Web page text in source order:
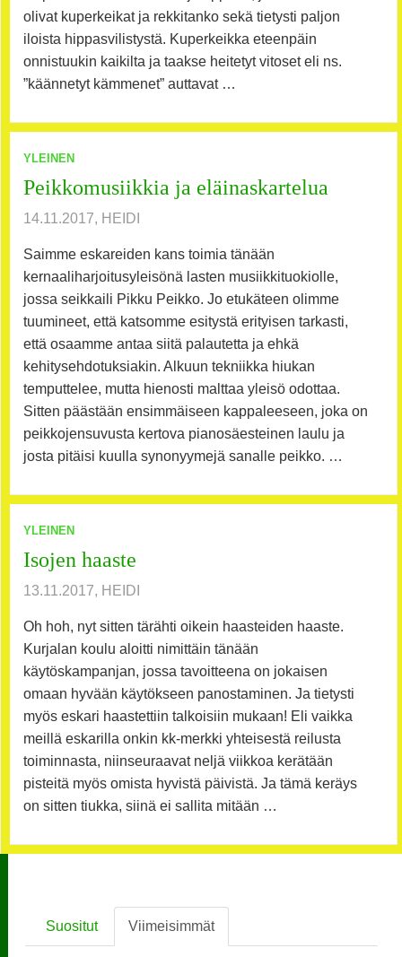
olivat kuperkeikat ja rekkitanko sekä tietysti paljon
iloista hippasvilistystä. Kuperkeikka eteenpäin
onnistuukin kaikilta ja taakse heitetyt vitoset eli ns.
”käännetyt kämmenet” auttavat …
YLEINEN
Peikkomusiikkia ja eläinaskartelua
14.11.2017, HEIDI
Saimme eskareiden kans toimia tänään
kernaaliharjoitusyleisönä lasten musiikkituokiolle,
jossa seikkaili Pikku Peikko. Jo etukäteen olimme
tuumineet, että katsomme esitystä erityisen tarkasti,
että osaamme antaa siitä palautetta ja ehkä
kehitysehdotuksiakin. Alkuun tekniikka hiukan
temputtelee, mutta hienosti malttaa yleisö odottaa.
Sitten päästään ensimmäiseen kappaleeseen, joka on
peikkojensuvusta kertova pianosäesteinen laulu ja
josta pitäisi kuulla synonyymejä sanalle peikko. …
YLEINEN
Isojen haaste
13.11.2017, HEIDI
Oh hoh, nyt sitten tärähti oikein haasteiden haaste.
Kurjalan koulu aloitti nimittäin tänään
käytöskampanjan, jossa tavoitteena on jokaisen
omaan hyvään käytökseen panostaminen. Ja tietysti
myös eskari haastettiin talkoisiin mukaan! Eli vaikka
meillä eskarilla onkin kk-merkki yhteisestä reilusta
toiminnasta, niinseuraavat neljä viikkoa kerätään
pisteitä myös omista hyvistä päivistä. Ja tämä keräys
on sitten tiukka, siinä ei sallita mitään …
Suositut Viimeisimmät